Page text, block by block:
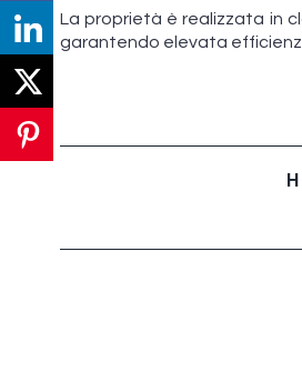
La proprietà è realizzata in
garantendo elevata